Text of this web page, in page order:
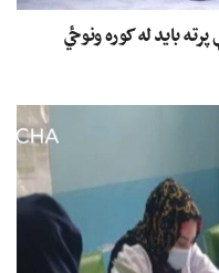
باید له کوره ونوځي